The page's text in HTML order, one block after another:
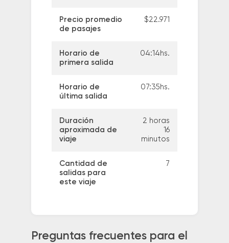
Precio promedio
de pasajes
$22.971
Horario de
primera salida
04:14hs.
Horario de
última salida
07:35hs.
Duración
aproximada de
viaje
2 horas
16
minutos
Cantidad de
salidas para
este viaje
7
Preguntas frecuentes para el